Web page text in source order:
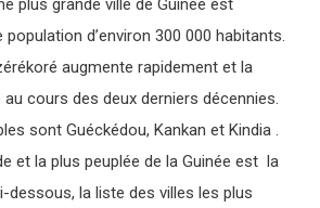
plus grande ville de Guinée est
d’environ 300 000 habitants.
augmente rapidement et la
cours des deux derniers décennies.
sont Guéckédou, Kankan et Kindia .
et la plus peuplée de la Guinée est la
dessous, la liste des villes les plus